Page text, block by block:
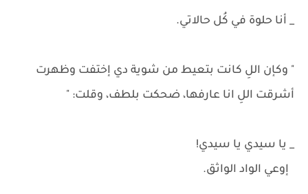
_ أنا حلوة في كُل حالاتي.
" وكإن اللِ كانت بتعيط من شوية دي إختفت وظهرت
أشرقت اللِ انا عارفها، ضحكت بلطف، وقلت: "
_ يا سيدي يا سيدي!
إوعي الواد الواثق.